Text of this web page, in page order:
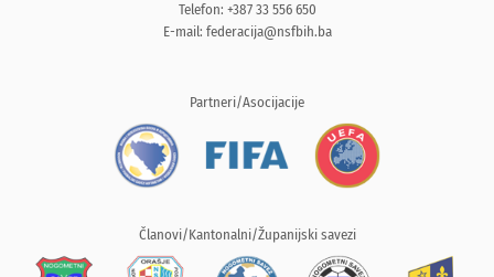
Telefon: +387 33 556 650
E-mail: federacija@nsfbih.ba
Partneri/Asocijacije
Članovi/Kantonalni/Županijski savezi